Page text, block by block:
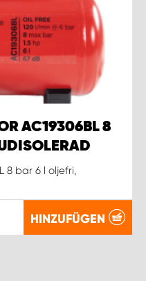
AC19306BL 8
8 bar 6 l oljefri,
HINZUFÜGEN